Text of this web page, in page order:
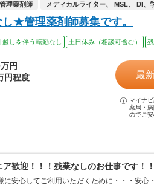
理薬剤師 メディカルライター、 MSL、 DI、
★管理薬剤師募集です。
越しを伴う転勤なし 土日休み（相談可含む）
円
円程度
最
マイナ
薬局・
のでご安
歓迎！！！残業なしのお仕事です！！
に安心してご利用いただくために・・・安心